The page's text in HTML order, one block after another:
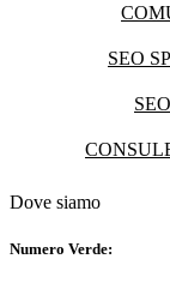
SEO
Dove siamo
Numero Verde: